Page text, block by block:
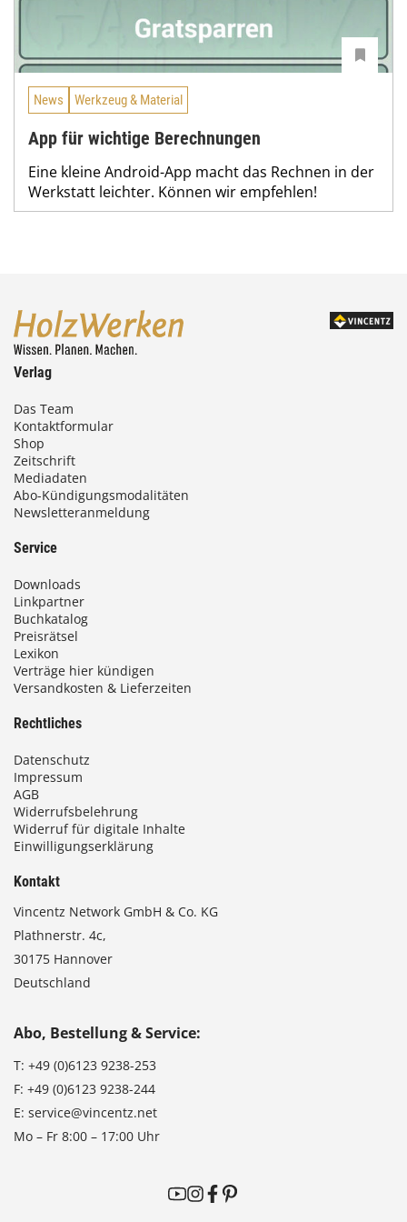
News Werkzeug & Material
App für wichtige Berechnungen
Eine kleine Android-App macht das Rechnen in der
Werkstatt leichter. Können wir empfehlen!
Verlag
Das Team
Kontaktformular
Shop
Zeitschrift
Mediadaten
Abo-Kündigungsmodalitäten
Newsletteranmeldung
Service
Downloads
Linkpartner
Buchkatalog
Preisrätsel
Lexikon
Verträge hier kündigen
Versandkosten & Lieferzeiten
Rechtliches
Datenschutz
Impressum
AGB
Widerrufsbelehrung
Widerruf für digitale Inhalte
Einwilligungserklärung
Kontakt
Vincentz Network GmbH & Co. KG
Plathnerstr. 4c,
30175 Hannover
Deutschland
Abo, Bestellung & Service:
T: +49 (0)6123 9238-253
F: +49 (0)6123 9238-244
E: service@vincentz.net
Mo – Fr 8:00 – 17:00 Uhr